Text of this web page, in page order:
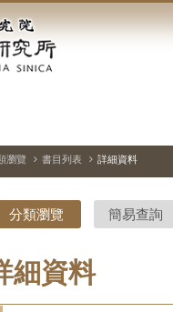
瀏覽 書目列表 詳細資料
分類瀏覽 簡易查詢
細資料